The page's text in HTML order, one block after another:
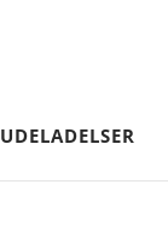
UDELADELSER